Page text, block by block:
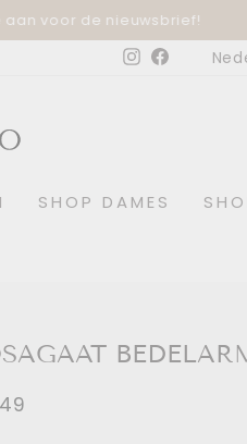
aan voor de nieuwsbrief!
Instagram
Facebook
SHOP DAMES